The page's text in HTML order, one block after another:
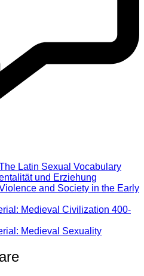
Latin Sexual Vocabulary
und Erziehung
and Society in the Early
Medieval Civilization 400-
Medieval Sexuality